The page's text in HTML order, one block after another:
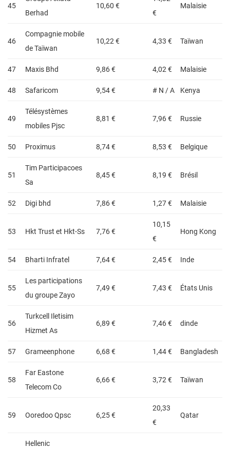
45
Berhad
10,60 €
€
Malaisie
46
Compagnie mobile
de Taïwan
10,22 € 4,33 € Taïwan
47 Maxis Bhd 9,86 € 4,02 € Malaisie
48 Safaricom 9,54 € # N / A Kenya
49
Télésystèmes
mobiles Pjsc
8,81 € 7,96 € Russie
50 Proximus 8,74 € 8,53 € Belgique
51
Tim Participacoes
Sa
8,45 € 8,19 € Brésil
52 Digi bhd 7,86 € 1,27 € Malaisie
53 Hkt Trust et Hkt-Ss 7,76 €
10,15
€
Hong Kong
54 Bharti Infratel 7,64 € 2,45 € Inde
55
Les participations
du groupe Zayo
7,49 € 7,43 € États Unis
56
Turkcell Iletisim
Hizmet As
6,89 € 7,46 € dinde
57 Grameenphone 6,68 € 1,44 € Bangladesh
58
Far Eastone
Telecom Co
6,66 € 3,72 € Taïwan
59 Ooredoo Qpsc 6,25 €
20,33
€
Qatar
Hellenic